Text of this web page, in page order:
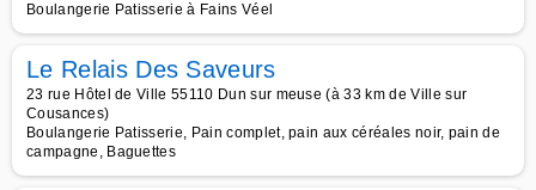
Boulangerie Patisserie à Fains Véel
Le Relais Des Saveurs
23 rue Hôtel de Ville 55110 Dun sur meuse (à 33 km de Ville sur
Cousances)
Boulangerie Patisserie, Pain complet, pain aux céréales noir, pain de
campagne, Baguettes